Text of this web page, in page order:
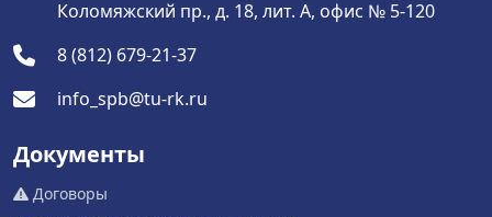
Коломяжский пр., д. 18, лит. А, офис № 5-120
8 (812) 679-21-37
info_spb@tu-rk.ru
Документы
Договоры